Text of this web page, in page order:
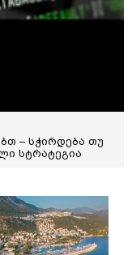
– სჭირდება თუ
სტრატეგია